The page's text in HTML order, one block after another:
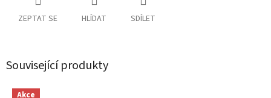
ZEPTAT SE HLÍDAT SDÍLET
Související produkty
Akce